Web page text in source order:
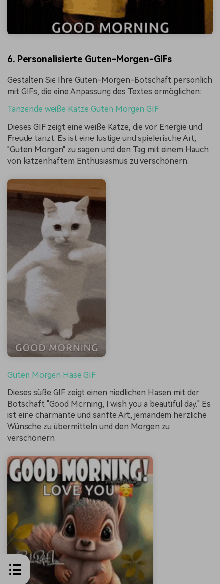
6. Personalisierte Guten-Morgen-GIFs
Gestalten Sie Ihre Guten-Morgen-Botschaft persönlich
mit GIFs, die eine Anpassung des Textes ermöglichen:
Tanzende weiße Katze Guten Morgen GIF
Dieses GIF zeigt eine weiße Katze, die vor Energie und
Freude tanzt. Es ist eine lustige und spielerische Art,
"Guten Morgen" zu sagen und den Tag mit einem Hauch
von katzenhaftem Enthusiasmus zu verschönern.
Guten Morgen Hase GIF
Dieses süße GIF zeigt einen niedlichen Hasen mit der
Botschaft "Good Morning, I wish you a beautiful day." Es
ist eine charmante und sanfte Art, jemandem herzliche
Wünsche zu übermitteln und den Morgen zu
verschönern.